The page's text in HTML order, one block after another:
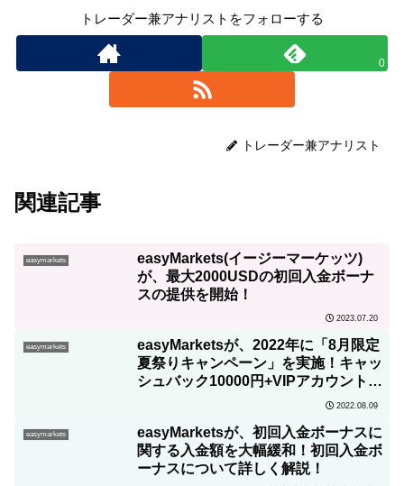
トレーダー兼アナリストをフォローする
0
トレーダー兼アナリスト
関連記事
easymarkets
easyMarkets(イージーマーケッツ)
が、最大2000USDの初回入金ボーナ
スの提供を開始！
2023.07.20
easymarkets
easyMarketsが、2022年に「8月限定
夏祭りキャンペーン」を実施！キャッ
シュバック10000円+VIPアカウントへ
2022.08.09
easymarkets
easyMarketsが、初回入金ボーナスに
関する入金額を大幅緩和！初回入金ボ
ーナスについて詳しく解説！